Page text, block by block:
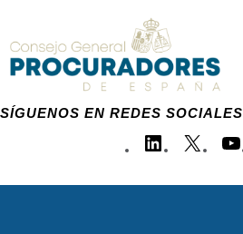
SÍGUENOS EN REDES SOCIALES